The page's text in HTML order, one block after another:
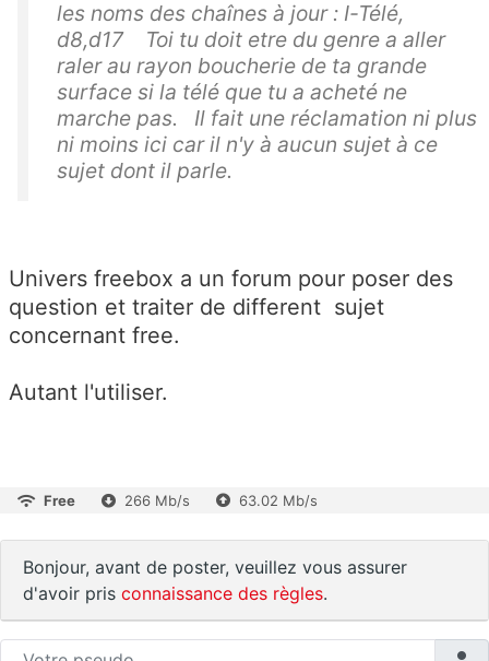
les noms des chaînes à jour : I-Télé,
d8,d17 Toi tu doit etre du genre a aller
raler au rayon boucherie de ta grande
surface si la télé que tu a acheté ne
marche pas. Il fait une réclamation ni plus
ni moins ici car il n'y à aucun sujet à ce
sujet dont il parle.
Univers freebox a un forum pour poser des
question et traiter de different sujet
concernant free.
Autant l'utiliser.
Free 266 Mb/s 63.02 Mb/s
Bonjour, avant de poster, veuillez vous assurer
d'avoir pris connaissance des règles.